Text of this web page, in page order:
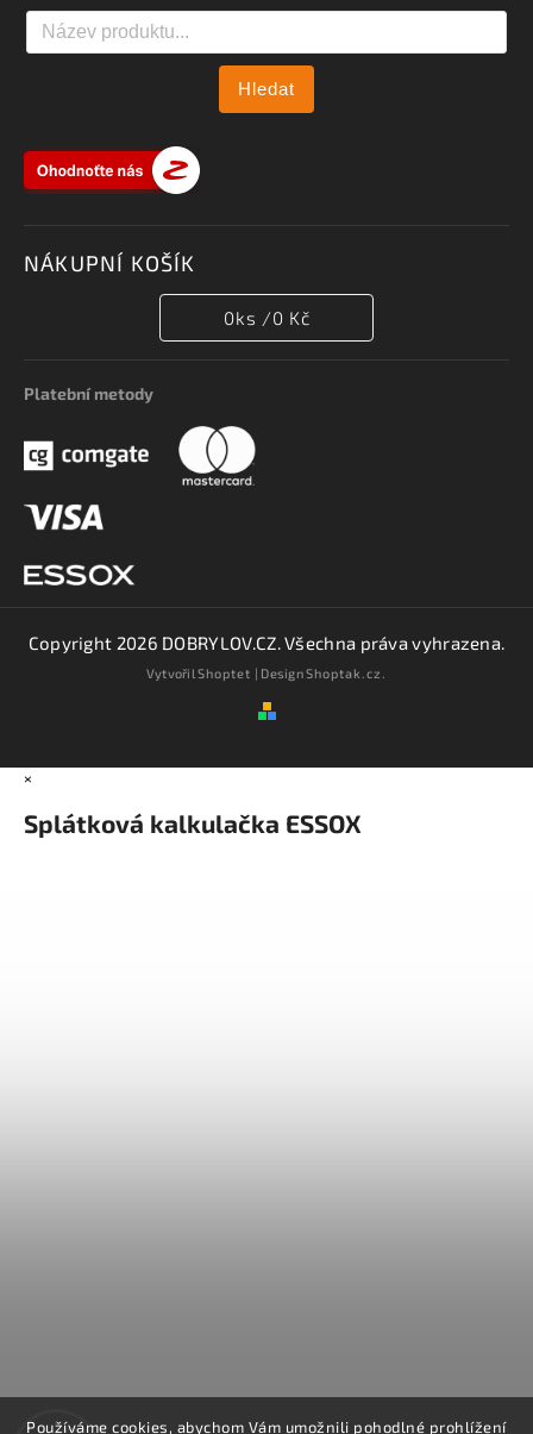
Používáme cookies, abychom Vám umožnili pohodlné prohlížení
Hledat
NÁKUPNÍ KOŠÍK
0ks /0 Kč
Platební metody
Copyright 2026 DOBRYLOV.CZ. Všechna práva vyhrazena.
VytvořilShoptet | DesignShoptak.cz.
×
Splátková kalkulačka ESSOX